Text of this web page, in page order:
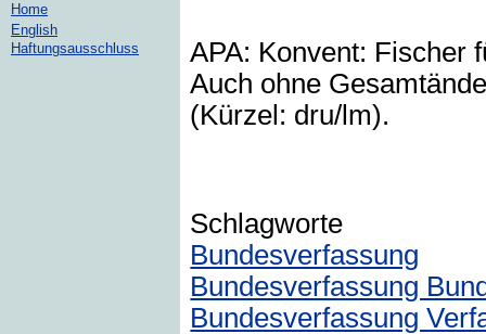
APA: Konvent: Fischer
Auch ohne
(Kürzel: dru/lm).
Schlagworte
Bundesverfassung
Bundesverfassung
Bundesverfassung
Home
English
Haftungsausschluss